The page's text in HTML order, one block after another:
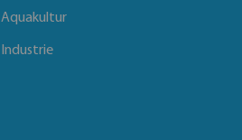
Aquakultur
Industrie